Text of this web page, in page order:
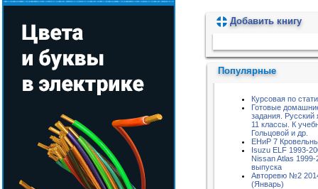
Добавить книгу
Популярные
Курсовая по
Готовые
задания. Русский
11 классы. К
Гольцовой и др.
ЕНиР 7
Isuzu ELF 1993-
Nissan Atlas 1999-
выпуска
Авторевю №2
(Январь)